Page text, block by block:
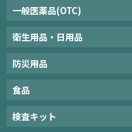
一般医薬品(OTC)
衛生用品・日用品
防災用品
食品
検査キット